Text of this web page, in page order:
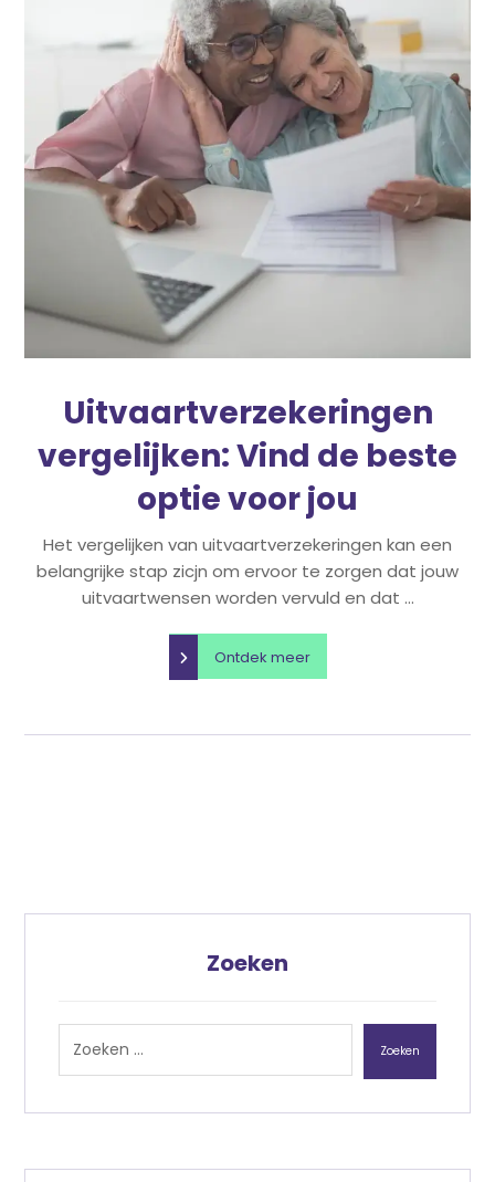
Uitvaartverzekeringen
vergelijken: Vind de beste
optie voor jou
Het vergelijken van uitvaartverzekeringen kan een
belangrijke stap zicjn om ervoor te zorgen dat jouw
uitvaartwensen worden vervuld en dat ...
Ontdek meer
Zoeken
Zoeken